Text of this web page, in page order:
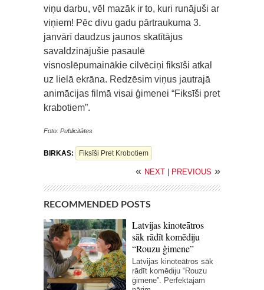
viņu darbu, vēl mazāk ir to, kuri runājuši ar
viņiem! Pēc divu gadu pārtraukuma 3.
janvārī daudzus jaunos skatītājus
savaldzinājušie pasaulē
visnoslēpumainākie cilvēciņi fiksīši atkal
uz lielā ekrāna. Redzēsim viņus jautrajā
animācijas filmā visai ģimenei “Fiksīši pret
krabotiem”.
Foto: Publicitātes
BIRKAS: Fiksīši Pret Krobotiem
« NEXT PREVIOUS »
RECOMMENDED POSTS
Latvijas kinoteātros
sāk rādīt komēdiju
“Rouzu ģimene”
Latvijas kinoteātros sāk
rādīt komēdiju “Rouzu
ģimene”. Perfektajam